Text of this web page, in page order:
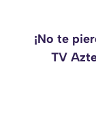
¡No te
TV